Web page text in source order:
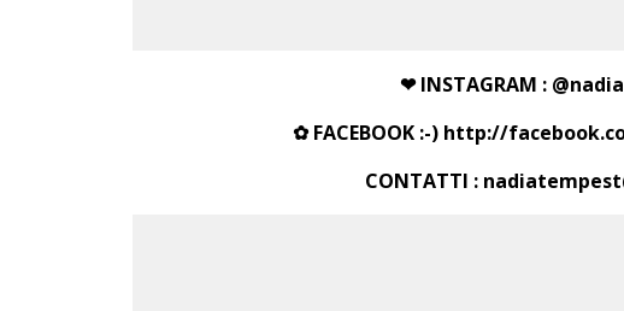
❤INSTAGRAM :
✿ FACEBOOK :-) http://
CONTATTI :